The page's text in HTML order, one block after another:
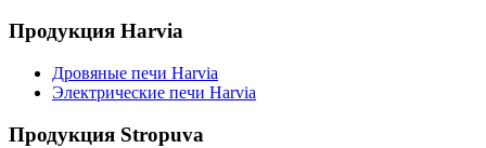
Продукция Harvia
Дровяные печи Harvia
Электрические печи Harvia
Продукция Stropuva